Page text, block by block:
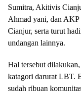
Sumitra, Akitivis
Ahmad yani, dan
Cianjur, serta turut
undangan lainnya.
Hal tersebut
katagori darurat LBT.
sudah ribuan